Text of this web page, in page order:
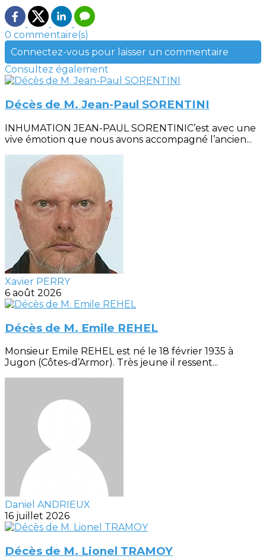
0 commentaire(s)
Connectez-vous pour laisser un commentaire
Consultez également
Décès de M. Jean-Paul SORENTINI
INHUMATION JEAN-PAUL SORENTINIC’est avec une
vive émotion que nous avons accompagné l’ancien...
Xavier PERRY
6 août 2026
Décès de M. Emile REHEL
Monsieur Emile REHEL est né le 18 février 1935 à
Jugon (Côtes-d’Armor). Très jeune il ressent...
Daniel ANDRIEUX
16 juillet 2026
Décès de M. Lionel TRAMOY